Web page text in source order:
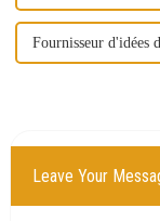
Fournisseur d'idées
Leave Your